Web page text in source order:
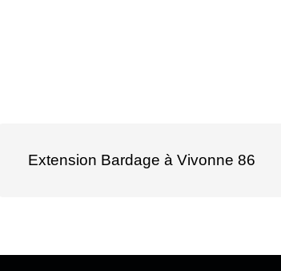
Extension Bardage à Vivonne 86